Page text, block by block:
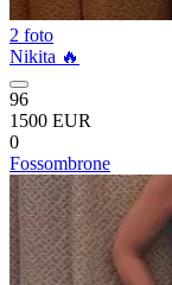
2 foto
Nikita 🔥
96
1500 EUR
0
Fossombrone